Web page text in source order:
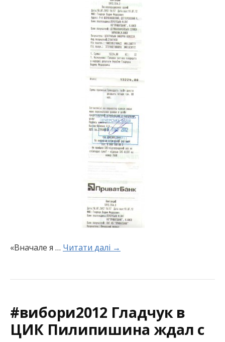
«Вначале я … Читати далі →
#вибори2012 Гладчук в
ЦИК Пилипишина ждал с